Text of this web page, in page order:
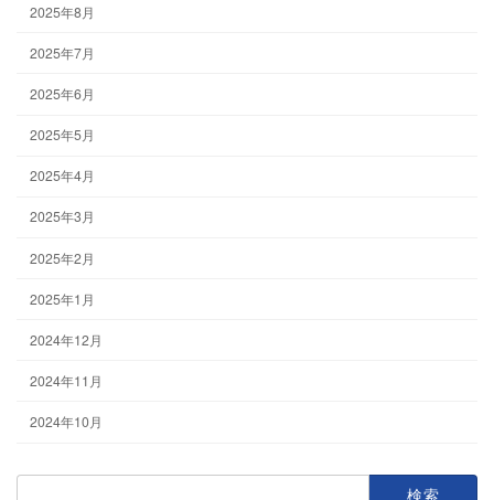
2025年8月
2025年7月
2025年6月
2025年5月
2025年4月
2025年3月
2025年2月
2025年1月
2024年12月
2024年11月
2024年10月
検